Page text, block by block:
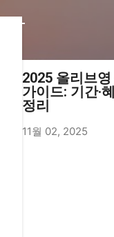
2025 올리브
가이드: 기간·
정리
11월 02, 2025